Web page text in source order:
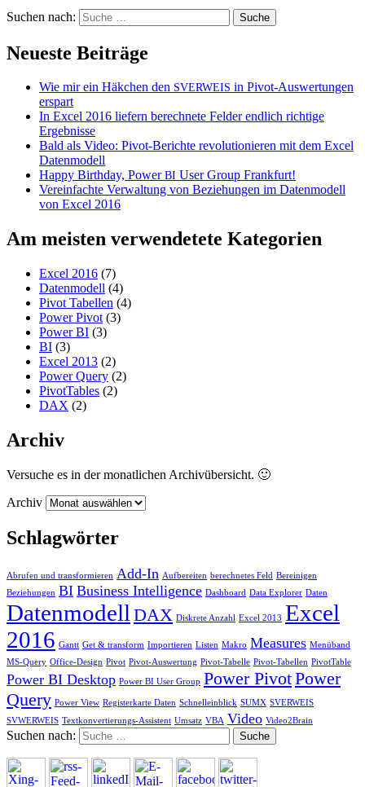
Suchen nach:
Neueste Beiträge
Wie mir ein Häkchen den SVERWEIS in Pivot-Auswertungen
erspart
In Excel 2016 liefern berechnete Felder endlich richtige
Ergebnisse
Bald als Video: Pivot-Berichte revolutionieren mit dem Excel
Datenmodell
Happy Birthday, PowerBI User Group Frankfurt!
Vereinfachte Verwaltung von Beziehungen im Datenmodell
von Excel 2016
Am meisten verwendetete Kategorien
Excel 2016 (7)
Datenmodell (4)
Pivot Tabellen (4)
Power Pivot (3)
Power BI (3)
BI (3)
Excel 2013 (2)
Power Query (2)
PivotTables (2)
DAX (2)
Archiv
Versuche es in der monatlichen Archivübersicht. 🙂
Archiv
Schlagwörter
Abrufen und transformieren Add-In Aufbereiten berechnetes Feld Bereinigen
Beziehungen BI Business Intelligence Dashboard Data Explorer Daten
Datenmodell DAX Diskrete Anzahl Excel 2013 Excel
2016 Gantt Get & transform Importieren Listen Makro Measures Menüband
MS-Query Office-Design Pivot Pivot-Auswertung Pivot-Tabelle Pivot-Tabellen PivotTable
Power BI Desktop Power BI User Group Power PivotPower
Query Power View Registerkarte Daten Schnelleinblick SUMX SVERWEIS
SVWERWEIS Textkonvertierungs-Assistent Umsatz VBA Video Video2Brain
Suchen nach: